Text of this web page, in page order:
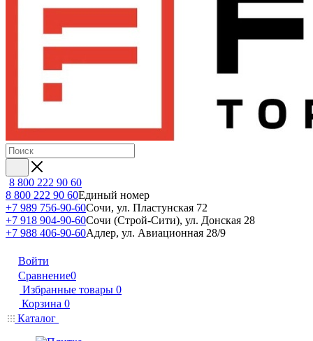
8 800 222 90 60
8 800 222 90 60Единый номер
+7 989 756-90-60Сочи, ул. Пластунская 72
+7 918 904-90-60Сочи (Строй-Сити), ул. Донская 28
+7 988 406-90-60Адлер, ул. Авиационная 28/9
Войти
Сравнение0
Избранные товары 0
Корзина 0
Каталог